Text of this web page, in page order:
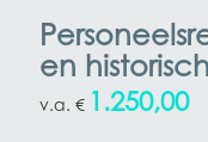
en
€ 1.250,00